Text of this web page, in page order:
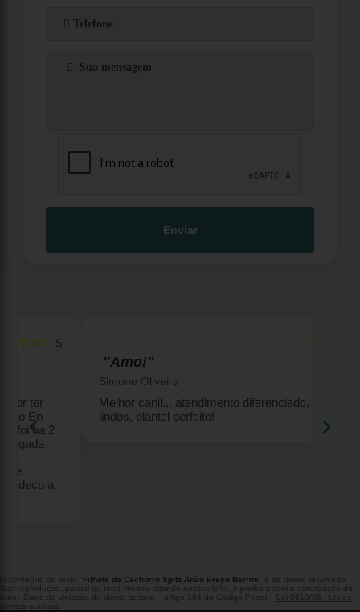
Enviar
5
Simone Oliveira
Melhor canil... atendimento diferenciado, filhotes
lindos, plantel perfeito!
‹ ›
O conteúdo do texto " Filhote de Cachorro Spitz Anão Preço Berrini " é de direito reservado.
Sua reprodução, parcial ou total, mesmo citando nossos links, é proibida sem a autorização do
autor. Crime de violação de direito autoral – artigo 184 do Código Penal –
Lei 9610/98 - Lei de
direitos autorais .